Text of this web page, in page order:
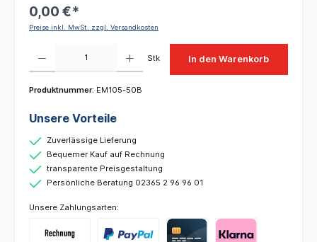
0,00 €*
Preise inkl. MwSt. zzgl. Versandkosten
Stk In den Warenkorb
Produktnummer: EM105-50B
Unsere Vorteile
Zuverlässige Lieferung
Bequemer Kauf auf Rechnung
transparente Preisgestaltung
Persönliche Beratung 02365 2 96 96 01
Unsere Zahlungsarten: